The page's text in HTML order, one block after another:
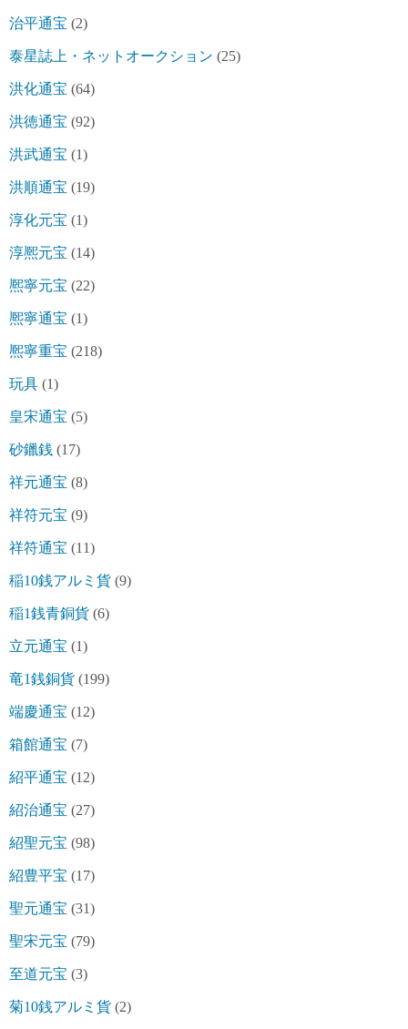
治平通宝 (2)
泰星誌上・ネットオークション (25)
洪化通宝 (64)
洪徳通宝 (92)
洪武通宝 (1)
洪順通宝 (19)
淳化元宝 (1)
淳熈元宝 (14)
熈寧元宝 (22)
熈寧通宝 (1)
熈寧重宝 (218)
玩具 (1)
皇宋通宝 (5)
砂鑞銭 (17)
祥元通宝 (8)
祥符元宝 (9)
祥符通宝 (11)
稲10銭アルミ貨 (9)
稲1銭青銅貨 (6)
立元通宝 (1)
竜1銭銅貨 (199)
端慶通宝 (12)
箱館通宝 (7)
紹平通宝 (12)
紹治通宝 (27)
紹聖元宝 (98)
紹豊平宝 (17)
聖元通宝 (31)
聖宋元宝 (79)
至道元宝 (3)
菊10銭アルミ貨 (2)